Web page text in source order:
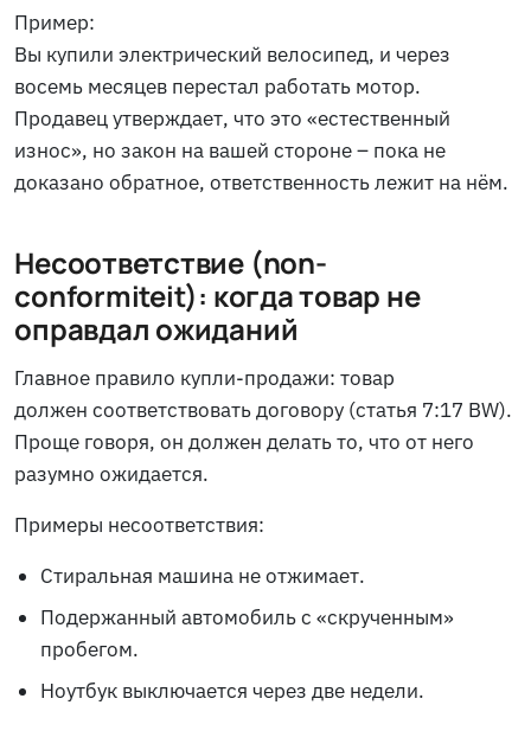
Пример:
Вы купили электрический велосипед, и через
восемь месяцев перестал работать мотор.
Продавец утверждает, что это «естественный
износ», но закон на вашей стороне – пока не
доказано обратное, ответственность лежит на нём.
Несоответствие (non-
conformiteit): когда товар не
оправдал ожиданий
Главное правило купли-продажи: товар
должен соответствовать договору (статья 7:17 BW).
Проще говоря, он должен делать то, что от него
разумно ожидается.
Примеры несоответствия:
Стиральная машина не отжимает.
Подержанный автомобиль с «скрученным»
пробегом.
Ноутбук выключается через две недели.